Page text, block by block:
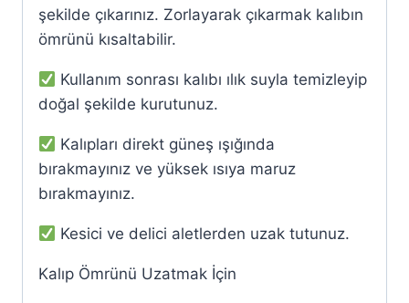
şekilde çıkarınız. Zorlayarak çıkarmak kalıbın
ömrünü kısaltabilir.
Kullanım sonrası kalıbı ılık suyla temizleyip
doğal şekilde kurutunuz.
Kalıpları direkt güneş ışığında
bırakmayınız ve yüksek ısıya maruz
bırakmayınız.
Kesici ve delici aletlerden uzak tutunuz.
Kalıp Ömrünü Uzatmak İçin